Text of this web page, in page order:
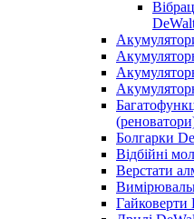
Болгарки
Відбійні
Верстати
Гайковерти